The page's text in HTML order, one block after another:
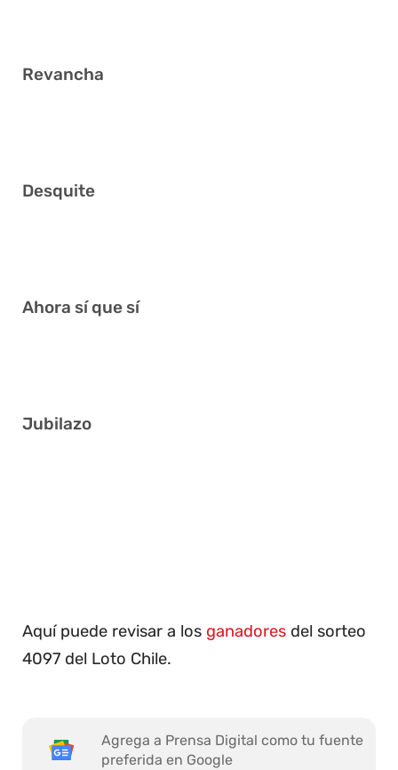
Revancha
Desquite
Ahora sí que sí
Jubilazo
Aquí puede revisar a los ganadores del sorteo
4097 del Loto Chile.
Agrega a Prensa Digital como tu fuente
preferida en Google